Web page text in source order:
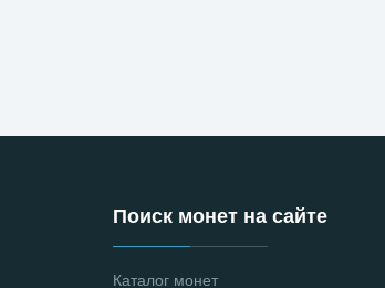
Поиск монет на сайте
Каталог монет